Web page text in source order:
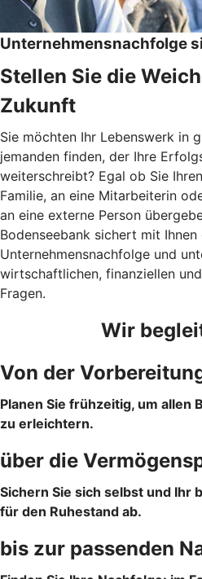
Unternehmensnachfolge
Stellen Sie die
Zukunft
Sie möchten Ihr Lebenswerk in
jemanden finden, der Ihre
weiterschreibt? Egal ob Sie
Familie, an eine Mitarbeiterin
an eine externe Person
Bodenseebank sichert mit Ihnen
Unternehmensnachfolge und
wirtschaftlichen, finanziellen
Fragen.
Wir
Von der
Planen Sie frühzeitig, um allen
zu erleichtern.
über die
Sichern Sie sich selbst und Ihr
für den Ruhestand ab.
bis zur passenden